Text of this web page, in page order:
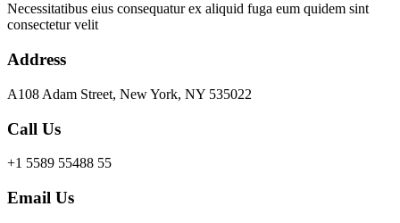
Necessitatibus eius consequatur ex aliquid fuga eum quidem sint
consectetur velit
Address
A108 Adam Street, New York, NY 535022
Call Us
+1 5589 55488 55
Email Us